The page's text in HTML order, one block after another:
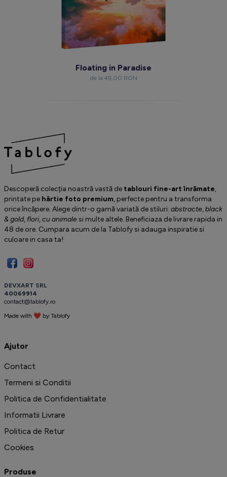
Floating in Paradise
de la 49,00 RON
Descoperă colecția noastră vastă de tablouri fine-art înrămate,
printate pe hârtie foto premium, perfecte pentru a transforma
orice încăpere. Alege dintr-o gamă variată de stiluri: abstracte,black
& gold, flori,cu animalesi multe altele. Beneficiaza de livrare rapida in
48 de ore. Cumpara acum de la Tablofy si adauga inspiratie si
culoare in casa ta!
DEVXART SRL
40069914
contact@tablofy.ro
Made with ❤ by Tablofy
Ajutor
Contact
Termeni si Conditii
Politica de Confidentialitate
Informatii Livrare
Politica de Retur
Cookies
Produse